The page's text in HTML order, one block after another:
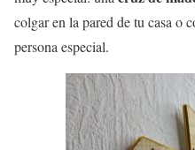
colgar en la pared de tu casa o
persona especial.